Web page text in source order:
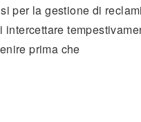
per la gestione di
prima che